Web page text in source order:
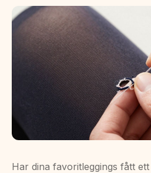
Har dina favoritleggings fått